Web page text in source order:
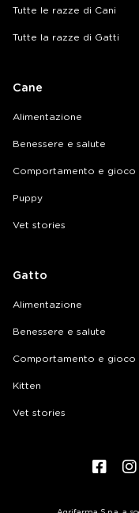
Tutte le razze di Cani
Tutte la razze di Gatti
Cane
Alimentazione
Benessere e salute
Comportamento e gioco
Puppy
Vet stories
Gatto
Alimentazione
Benessere e salute
Comportamento e gioco
Kitten
Vet stories